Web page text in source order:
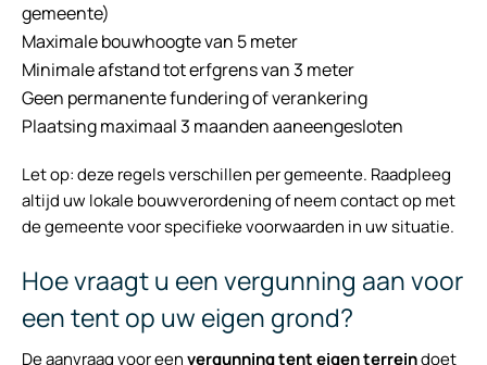
gemeente)
Maximale bouwhoogte van 5 meter
Minimale afstand tot erfgrens van 3 meter
Geen permanente fundering of verankering
Plaatsing maximaal 3 maanden aaneengesloten
Let op: deze regels verschillen per gemeente. Raadpleeg
altijd uw lokale bouwverordening of neem contact op met
de gemeente voor specifieke voorwaarden in uw situatie.
Hoe vraagt u een vergunning aan voor
een tent op uw eigen grond?
De aanvraag voor eenvergunning tent eigen terreindoet